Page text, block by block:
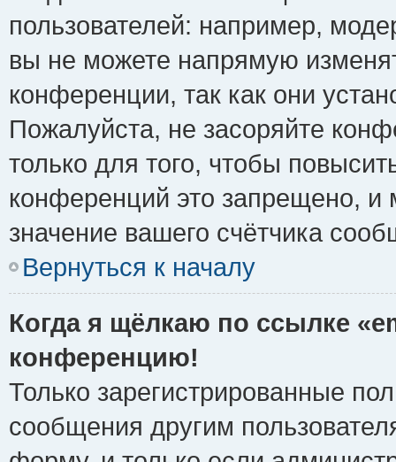
пользователей: например,
вы не можете напрямую
конференции, так как они
Пожалуйста, не засоряйте
только для того, чтобы
конференций это запрещено, и
значение вашего счётчика
Вернуться к началу
Когда я щёлкаю по ссылке
конференцию!
Только зарегистрированные
сообщения другим